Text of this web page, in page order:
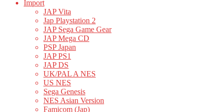
Import
JAP Vita
Jap Playstation 2
JAP Sega Game Gear
JAP Mega CD
PSP Japan
JAP PS1
JAP DS
UK/PAL A NES
US NES
Sega Genesis
NES Asian Version
Famicom (Jap)